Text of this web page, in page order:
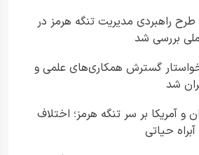
راهبردی مدیریت تنگه هرمز در
بررسی شد
گسترش همکاری‌های علمی و
شد
و آمریکا بر سر تنگه هرمز؛ اختلاف
حیاتی